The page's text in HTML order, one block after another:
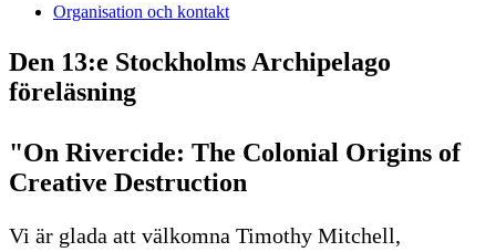
Organisation och kontakt
Den 13:e Stockholms Archipelago
föreläsning
"On Rivercide: The Colonial Origins of
Creative Destruction
Vi är glada att välkomna Timothy Mitchell,